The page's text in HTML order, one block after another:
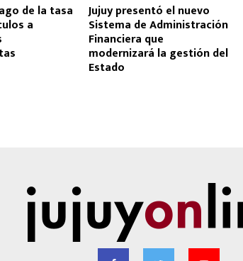
de la tasa
a
Jujuy presentó el nuevo
Sistema de Administración
Financiera que
modernizará la gestión del
Estado